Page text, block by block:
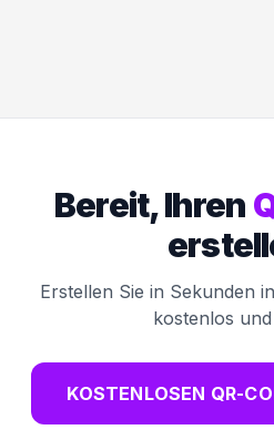
Bereit, Ihren
Erstellen Sie in Sekunden
kostenlos
KOSTENLOSEN QR-